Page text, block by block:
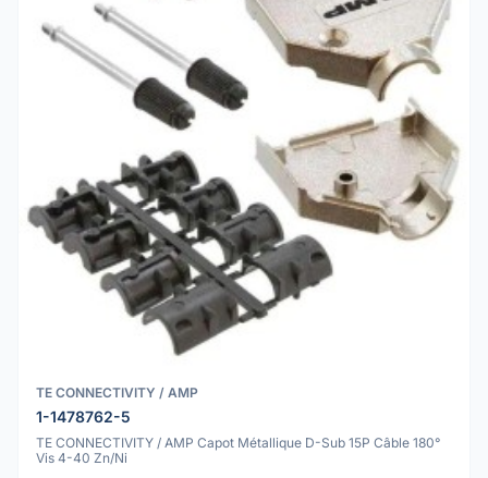
TE CONNECTIVITY / AMP
1-1478762-5
TE CONNECTIVITY / AMP Capot Métallique D-Sub 15P Câble 180°
Vis 4-40 Zn/Ni